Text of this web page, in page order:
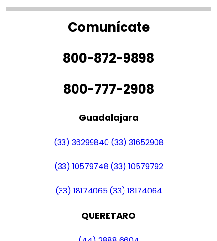
Comunícate
800-872-9898
800-777-2908
Guadalajara
(33) 36299840 (33) 31652908
(33) 10579748 (33) 10579792
(33) 18174065 (33) 18174064
QUERETARO